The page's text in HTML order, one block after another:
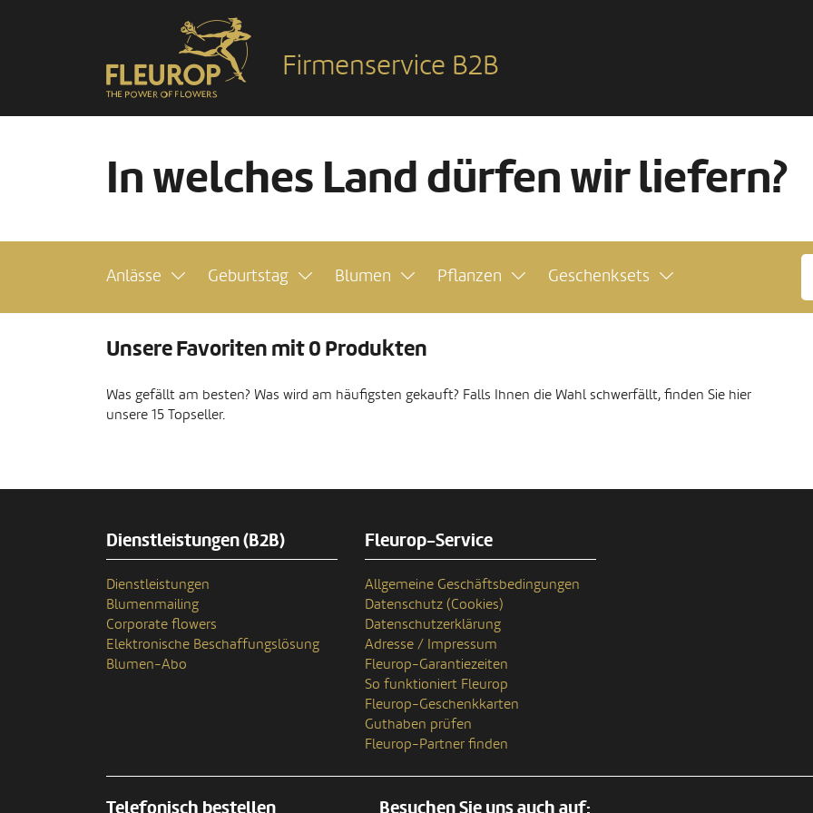
Firmenservice B2B
In welches Land dürfen wir liefern?
Anlässe Geburtstag Blumen Pflanzen Geschenksets
Unsere Favoriten mit 0 Produkten
Was gefällt am besten? Was wird am häufigsten gekauft? Falls Ihnen die Wahl schwerfällt, finden Sie hier
unsere 15 Topseller.
Dienstleistungen (B2B)
Dienstleistungen
Blumenmailing
Corporate flowers
Elektronische Beschaffungslösung
Blumen-Abo
Fleurop-Service
Allgemeine Geschäftsbedingungen
Datenschutz (Cookies)
Datenschutzerklärung
Adresse / Impressum
Fleurop-Garantiezeiten
So funktioniert Fleurop
Fleurop-Geschenkkarten
Guthaben prüfen
Fleurop-Partner finden
Telefonisch bestellen Besuchen Sie uns auch auf: